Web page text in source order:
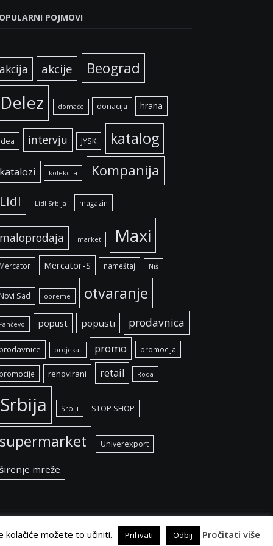
POJMOVI
akcija akcije Beograd
Delez domaće donacija hrana
idea intervju JYSK katalog
katalozi kolekcija Kompanija
Lidl Lidl Srbija magazin
maloprodaja market Maxi
Mercator Mercator-S nameštaj Niš
Novi Sad opreme otvaranje
Pančevo popust popusti prodavnica
projekat promo promocija
promocije renovirani retail Roda
Srbija Srbiji STOP SHOP
supermarket Univerexport
širenje mreže
kolačiće možete to učiniti. Prihvati Odbij Pročitati više